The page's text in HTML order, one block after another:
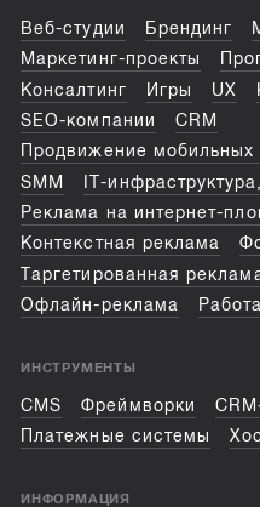
Веб-студии Брендинг
Маркетинг-проекты
Консалтинг
Игры UX
SEO-компании
CRM
Продвижение
SMM
IT-
Реклама на интернет-
Контекстная реклама
Таргетированная
Офлайн-реклама
ИНСТРУМЕНТЫ
CMS Фреймворки
Платежные системы
ИНФОРМАЦИЯ